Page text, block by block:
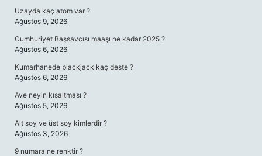
Uzayda kaç atom var ?
Ağustos 9, 2026
Cumhuriyet Başsavcısı maaşı ne kadar 2025 ?
Ağustos 6, 2026
Kumarhanede blackjack kaç deste ?
Ağustos 6, 2026
Ave neyin kısaltması ?
Ağustos 5, 2026
Alt soy ve üst soy kimlerdir ?
Ağustos 3, 2026
9 numara ne renktir ?